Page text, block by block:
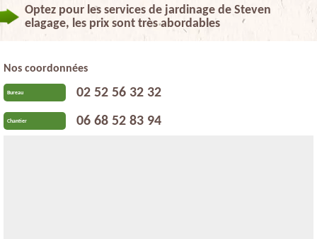
Optez pour les services de jardinage de Steven
elagage, les prix sont très abordables
Nos coordonnées
Bureau 02 52 56 32 32
Chantier 06 68 52 83 94